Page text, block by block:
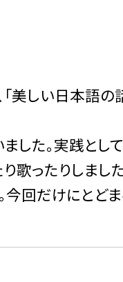
美しい日本語の
した。実践とし
歌ったりしました
回だけにとど